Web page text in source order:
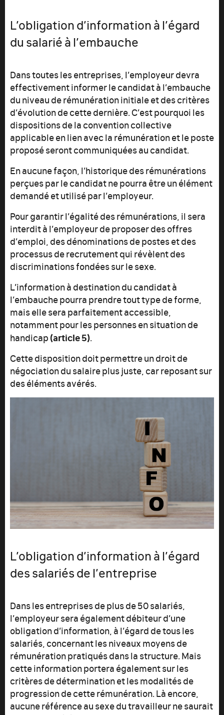
L’obligation d’information à l’égard
du salarié à l’embauche
Dans toutes les entreprises, l’employeur devra
effectivement informer le candidat à l’embauche
du niveau de rémunération initiale et des critères
d’évolution de cette dernière. C’est pourquoi les
dispositions de la convention collective
applicable en lien avec la rémunération et le poste
proposé seront communiquées au candidat.
En aucune façon, l’historique des rémunérations
perçues par le candidat ne pourra être un élément
demandé et utilisé par l’employeur.
Pour garantir l’égalité des rémunérations, il sera
interdit à l’employeur de proposer des offres
d’emploi, des dénominations de postes et des
processus de recrutement qui révèlent des
discriminations fondées sur le sexe.
L’information à destination du candidat à
l’embauche pourra prendre tout type de forme,
mais elle sera parfaitement accessible,
notamment pour les personnes en situation de
handicap(article 5).
Cette disposition doit permettre un droit de
négociation du salaire plus juste, car reposant sur
des éléments avérés.
L’obligation d’information à l’égard
des salariés de l’entreprise
Dans les entreprises de plus de 50 salariés,
l’employeur sera également débiteur d’une
obligation d’information, à l’égard de tous les
salariés, concernant les niveaux moyens de
rémunération pratiqués dans la structure. Mais
cette information portera également sur les
critères de détermination et les modalités de
progression de cette rémunération. Là encore,
aucune référence au sexe du travailleur ne saurait